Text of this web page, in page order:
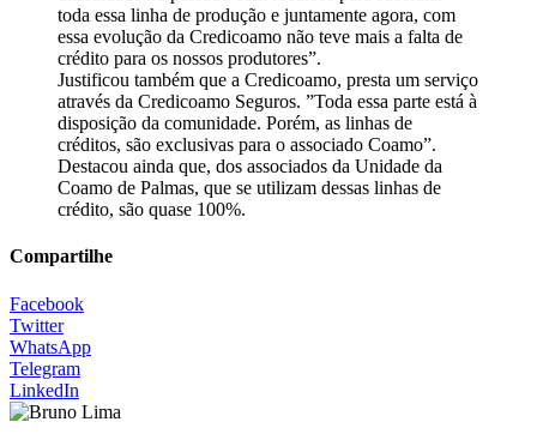
toda essa linha de produção e juntamente agora, com
essa evolução da Credicoamo não teve mais a falta de
crédito para os nossos produtores”.
Justificou também que a Credicoamo, presta um serviço
através da Credicoamo Seguros. ”Toda essa parte está à
disposição da comunidade. Porém, as linhas de
créditos, são exclusivas para o associado Coamo”.
Destacou ainda que, dos associados da Unidade da
Coamo de Palmas, que se utilizam dessas linhas de
crédito, são quase 100%.
Compartilhe
Facebook
Twitter
WhatsApp
Telegram
LinkedIn